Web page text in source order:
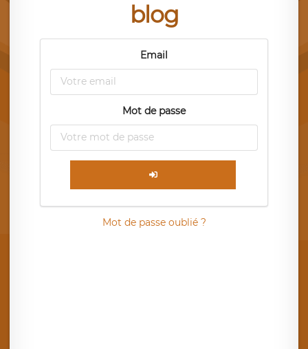
blog
Email
Mot de passe
Mot de passe oublié ?